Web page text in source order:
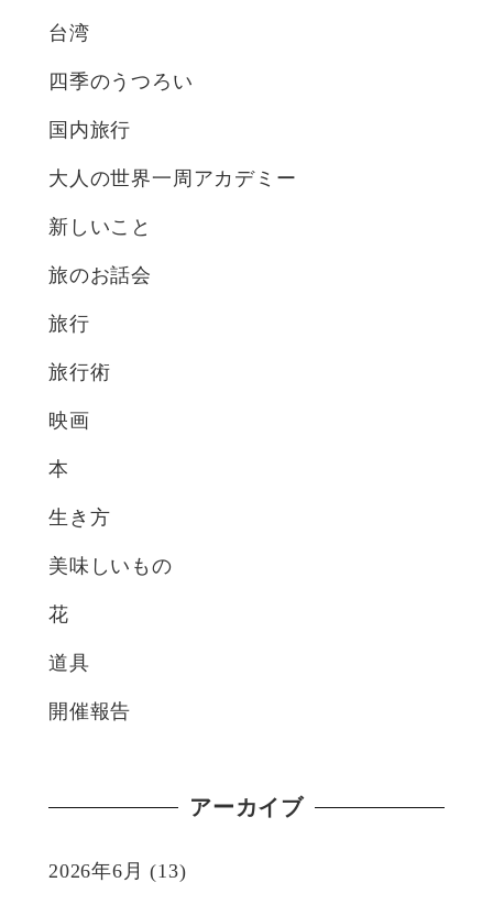
台湾
四季のうつろい
国内旅行
大人の世界一周アカデミー
新しいこと
旅のお話会
旅行
旅行術
映画
本
生き方
美味しいもの
花
道具
開催報告
アーカイブ
2026年6月 (13)